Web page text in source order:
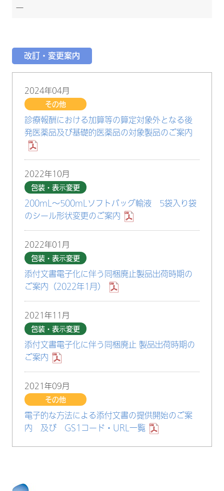
―
改訂・変更案内
2024年04月
その他
診療報酬における加算等の算定対象外となる後
発医薬品及び基礎的医薬品の対象製品のご案内
2022年10月
包装・表示変更
200mL～500mLソフトバッグ輸液 5袋入り袋
のシール形状変更のご案内
2022年01月
包装・表示変更
添付文書電子化に伴う同梱廃止製品出荷時期の
ご案内（2022年1月）
2021年11月
包装・表示変更
添付文書電子化に伴う同梱廃止 製品出荷時期の
ご案内
2021年09月
その他
電子的な方法による添付文書の提供開始のご案
内 及び GS1コード・URL一覧